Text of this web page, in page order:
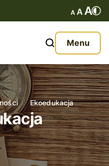
Menu
Ekoedukacja